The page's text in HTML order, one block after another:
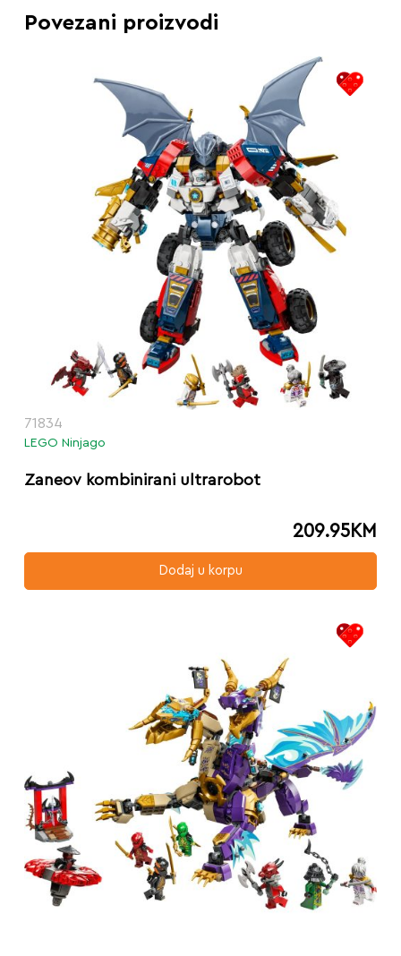
Povezani proizvodi
71834
LEGO Ninjago
Zaneov kombinirani ultrarobot
209.95KM
Dodaj u korpu